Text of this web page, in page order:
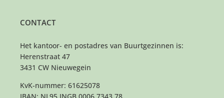
CONTACT
Het kantoor- en postadres van Buurtgezinnen is:
Herenstraat 47
3431 CW Nieuwegein
KvK-nummer: 61625078